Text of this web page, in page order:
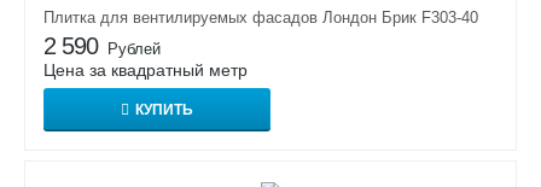
Плитка для вентилируемых фасадов Лондон Брик F303-40
2 590 Рублей
Цена за квадратный метр
КУПИТЬ